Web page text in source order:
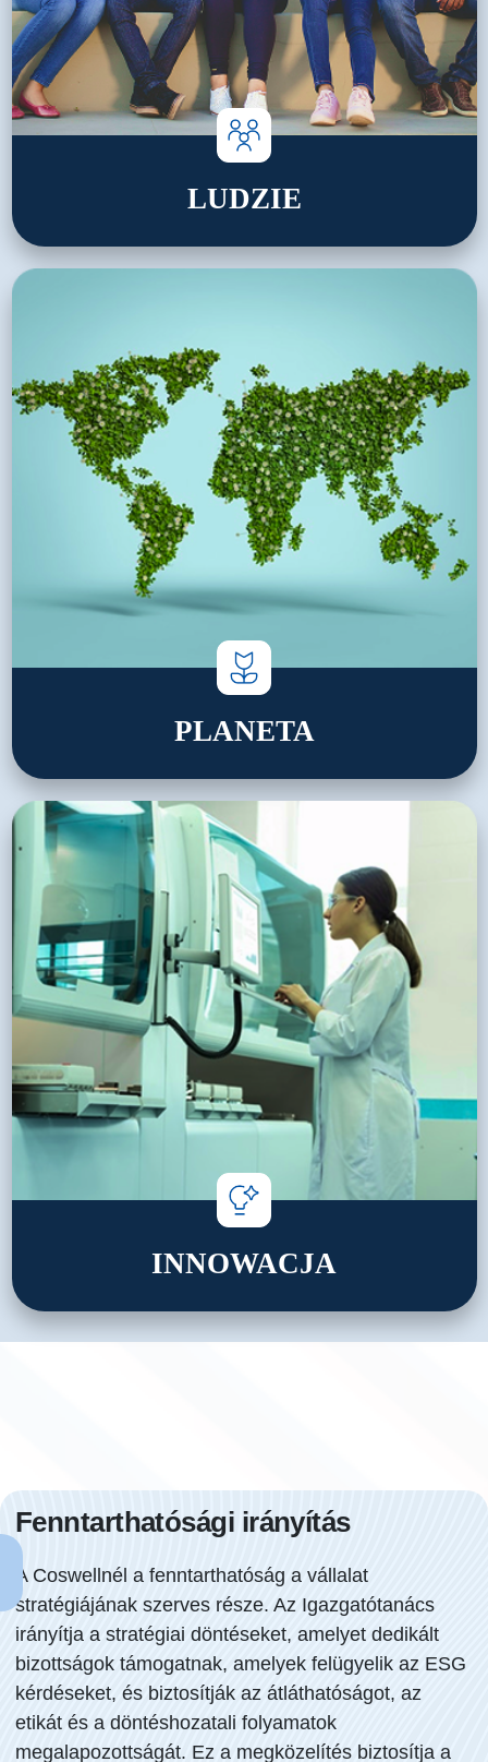
LUDZIE
PLANETA
INNOWACJA
Fenntarthatósági irányítás
A Coswellnél a fenntarthatóság a vállalat
stratégiájának szerves része. Az Igazgatótanács
irányítja a stratégiai döntéseket, amelyet dedikált
bizottságok támogatnak, amelyek felügyelik az ESG
kérdéseket, és biztosítják az átláthatóságot, az
etikát és a döntéshozatali folyamatok
megalapozottságát. Ez a megközelítés biztosítja a